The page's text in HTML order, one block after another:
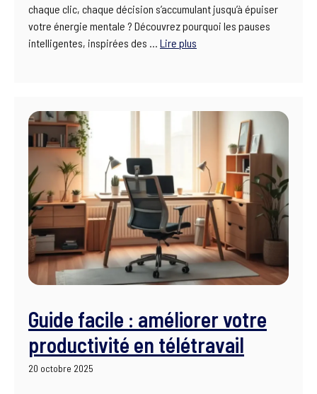
chaque clic, chaque décision s’accumulant jusqu’à épuiser
votre énergie mentale ? Découvrez pourquoi les pauses
intelligentes, inspirées des … Lire plus
Guide facile : améliorer votre
productivité en télétravail
20 octobre 2025